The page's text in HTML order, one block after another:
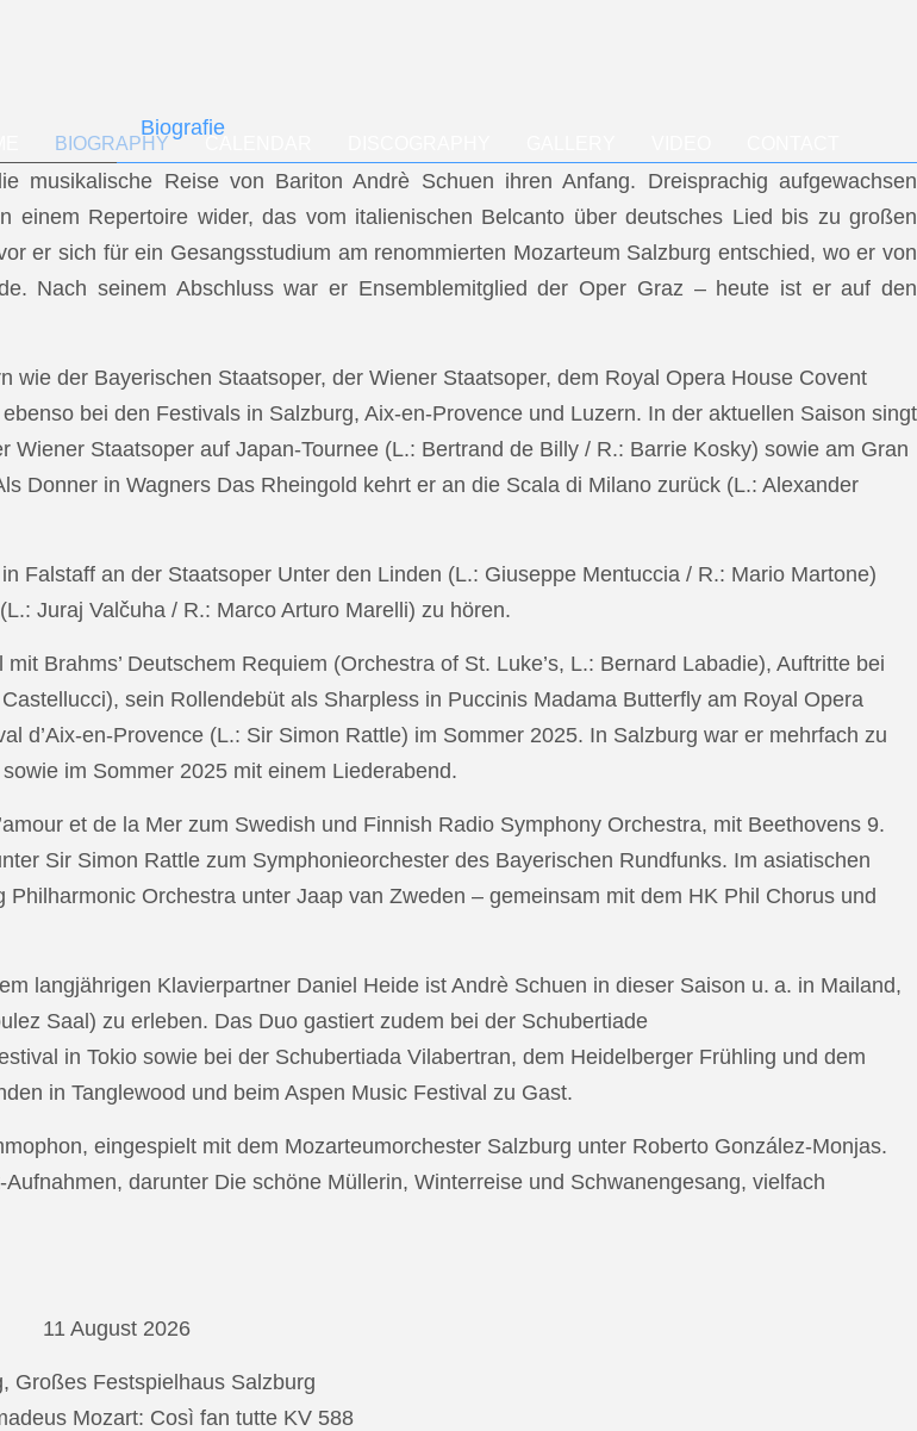
BIOGRAPHY
Biografie
Reise von Bariton Andrè Schuen ihren Anfang. Dreisprachig aufgewachsen
einem Repertoire wider, das vom italienischen Belcanto über deutsches Lied bis zu großen
er sich für ein Gesangsstudium am renommierten Mozarteum Salzburg entschied, wo er von
Nach seinem Abschluss war er Ensemblemitglied der Oper Graz – heute ist er auf den
der Bayerischen Staatsoper, der Wiener Staatsoper, dem Royal Opera House Covent
bei den Festivals in Salzburg, Aix-en-Provence und Luzern. In der aktuellen Saison singt
Staatsoper auf Japan-Tournee (L.: Bertrand de Billy / R.: Barrie Kosky) sowie am Gran
Donner in Wagners Das Rheingold kehrt er an die Scala di Milano zurück (L.: Alexander
Falstaff an der Staatsoper Unter den Linden (L.: Giuseppe Mentuccia / R.: Mario Martone)
Juraj Valčuha / R.: Marco Arturo Marelli) zu hören.
Brahms’ Deutschem Requiem (Orchestra of St. Luke’s, L.: Bernard Labadie), Auftritte bei
sein Rollendebüt als Sharpless in Puccinis Madama Butterfly am Royal Opera
d’Aix-en-Provence (L.: Sir Simon Rattle) im Sommer 2025. In Salzburg war er mehrfach zu
im Sommer 2025 mit einem Liederabend.
et de la Mer zum Swedish und Finnish Radio Symphony Orchestra, mit Beethovens 9.
Sir Simon Rattle zum Symphonieorchester des Bayerischen Rundfunks. Im asiatischen
Orchestra unter Jaap van Zweden – gemeinsam mit dem HK Phil Chorus und
langjährigen Klavierpartner Daniel Heide ist Andrè Schuen in dieser Saison u. a. in Mailand,
Saal) zu erleben. Das Duo gastiert zudem bei der Schubertiade
in Tokio sowie bei der Schubertiada Vilabertran, dem Heidelberger Frühling und dem
in Tanglewood und beim Aspen Music Festival zu Gast.
eingespielt mit dem Mozarteumorchester Salzburg unter Roberto González-Monjas.
darunter Die schöne Müllerin, Winterreise und Schwanengesang, vielfach
11 August 2026
Großes Festspielhaus Salzburg
Mozart: Così fan tutte KV 588